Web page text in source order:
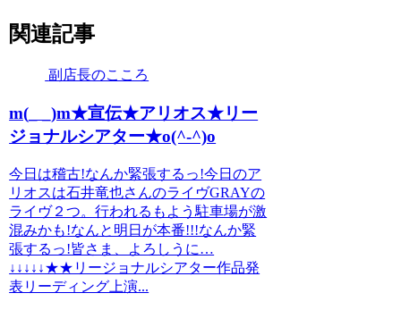
関連記事
副店長のこころ
m(_ _)m★宣伝★アリオス★リー
ジョナルシアター★o(^-^)o
今日は稽古!なんか緊張するっ!今日のア
リオスは石井竜也さんのライヴGRAYの
ライヴ２つ。行われるもよう駐車場が激
混みかも!なんと明日が本番!!!なんか緊
張するっ!皆さま、よろしうに…
↓↓↓↓↓★★リージョナルシアター作品発
表リーディング上演...